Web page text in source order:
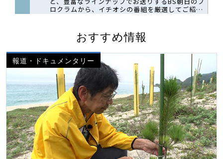
おすすめ情報
報道・ドキュメンタリー